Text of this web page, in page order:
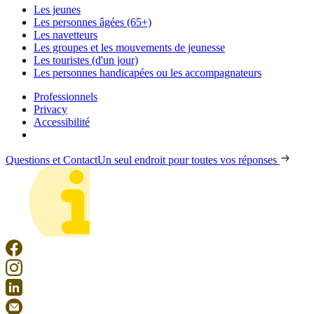
Les jeunes
Les personnes âgées (65+)
Les navetteurs
Les groupes et les mouvements de jeunesse
Les touristes (d'un jour)
Les personnes handicapées ou les accompagnateurs
Professionnels
Privacy
Accessibilité
Questions et ContactUn seul endroit pour toutes vos réponses